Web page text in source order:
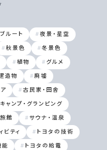
ルート 夜景・星空
秋景色 冬景色
植物 グルメ
造物 廃墟
古民家・田舎
キャンプ・グランピング
館 サウナ・温泉
ビティ トヨタの技術
能 トヨタの給電